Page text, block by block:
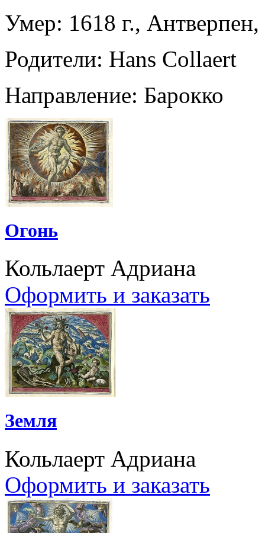
Умер: 1618 г., Антверпен,
Родители: Hans Collaert
Направление: Барокко
Огонь
Кольлаерт Адриана
Оформить и заказать
Земля
Кольлаерт Адриана
Оформить и заказать